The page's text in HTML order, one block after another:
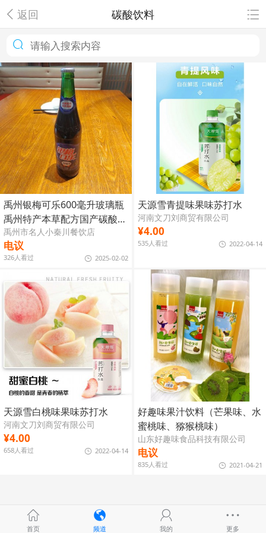
返回 碳酸饮料
禹州银梅可乐600毫升玻璃瓶
禹州特产本草配方国产碳酸汽
水饮料
禹州市名人小秦川餐饮店
电议
326人看过 2025-02-02
天源雪青提味果味苏打水
河南文刀刘商贸有限公司
¥4.00
535人看过 2022-04-14
天源雪白桃味果味苏打水
河南文刀刘商贸有限公司
¥4.00
658人看过 2022-04-14
好趣味果汁饮料（芒果味、水
蜜桃味、猕猴桃味）
山东好趣味食品科技有限公司
电议
835人看过 2021-04-21
首页 频道 我的 更多